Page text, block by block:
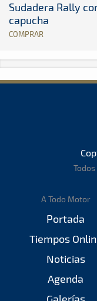
Sudadera Rally
capucha
COMPRAR
A Todo Motor
Portada
Tiempos
Noticias
Agenda